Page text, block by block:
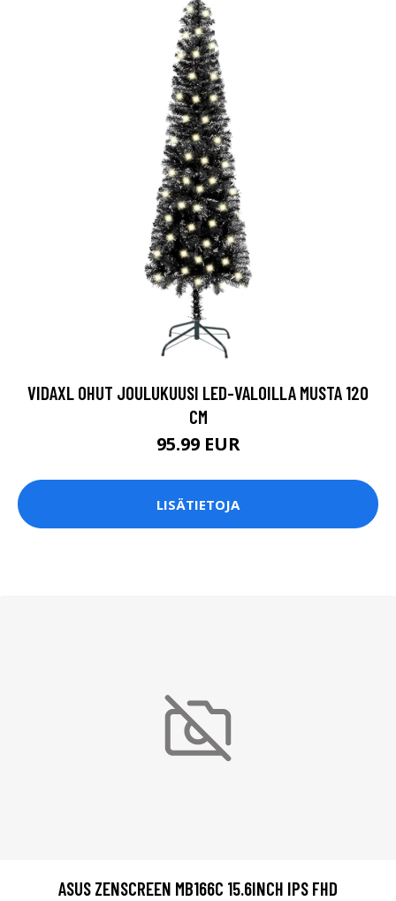
VIDAXL OHUT JOULUKUUSI LED-VALOILLA MUSTA 120
CM
95.99 EUR
LISÄTIETOJA
ASUS ZENSCREEN MB166C 15.6INCH IPS FHD